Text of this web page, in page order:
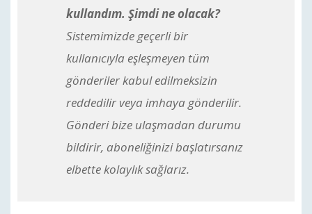
kullandım. Şimdi ne olacak?
Sistemimizde geçerli bir
kullanıcıyla eşleşmeyen tüm
gönderiler kabul edilmeksizin
reddedilir veya imhaya gönderilir.
Gönderi bize ulaşmadan durumu
bildirir, aboneliğinizi başlatırsanız
elbette kolaylık sağlarız.